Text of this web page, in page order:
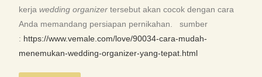
kerjawedding organizer tersebut akan cocok dengan cara
Anda memandang persiapan pernikahan. sumber
: https://www.vemale.com/love/90034-cara-mudah-
menemukan-wedding-organizer-yang-tepat.html